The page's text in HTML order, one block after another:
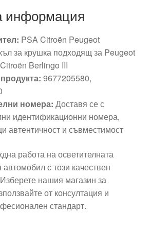
информация
PSA Citroën Peugeot
за крушка подходящ за Peugeot
Berlingo III
9677205580,
номера: Доставя се с
идентификационни номера,
автентичност и съвместимост
работа на осветителната
с този качествен
нашия магазин за
от консултация и
стандарт.